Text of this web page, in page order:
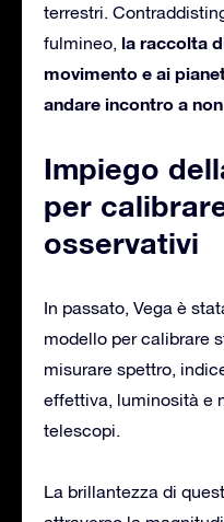
terrestri.
fulmineo, la raccolta
movimento e ai
andare incontro a
Impiego
per
osservativi
In passato, Vega è
modello per calibrare
misurare spettro,
effettiva, luminosità e
telescopi.
La brillantezza di